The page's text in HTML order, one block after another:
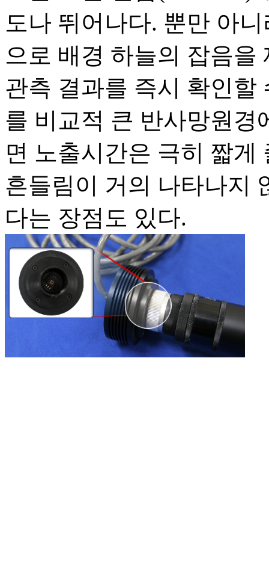
도나 뛰어나다. 뿐만 아
으로 배경 하늘의 잡음을
관측 결과를 즉시 확인할
를 비교적 큰 반사망원경
면 노출시간은 극히 짧게
흔들림이 거의 나타나지
다는 장점도 있다.